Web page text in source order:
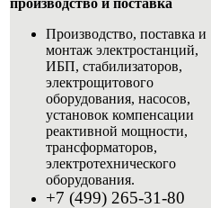
производство и поставка
Производство, поставка и
монтаж электростанций,
ИБП, стабилизаторов,
электрощитового
оборудования, насосов,
установок компенсации
реактивной мощности,
трансформаторов,
электротехнического
оборудования.
+7 (499) 265-31-80